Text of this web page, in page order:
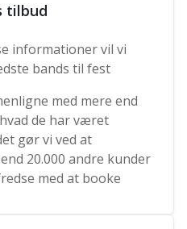
tilbud
informationer vil vi
bands til fest
med mere end
de har været
gør vi ved at
20.000 andre kunder
med at booke